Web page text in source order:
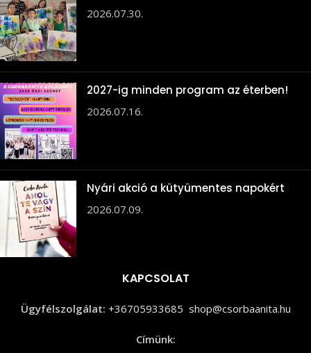
2026.07.30.
2027-ig minden program az éterben!
2026.07.16.
Nyári akció a kütyümentes napokért
2026.07.09.
KAPCSOLAT
Ügyfélszolgálat: +36705933685 shop@csorbaanita.hu
Címünk: